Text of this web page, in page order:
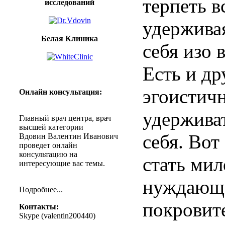
исследований
Белая Клиника
Онлайн консультация:
Главный врач центра, врач
высшей категории
Вдовин Валентин Иванович
проведет онлайн
консультацию на
интересующие вас темы.
Подробнее...
Контакты:
Skype (valentin200440)
терпеть
себя изо
Есть и
себя.
стать